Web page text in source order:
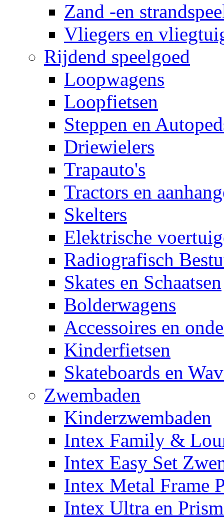
Zand -en
Vliegers en
Rijdend speelgoed
Loopwagens
Loopfietsen
Steppen en
Driewielers
Trapauto's
Tractors en
Skelters
Elektrische
Radiografisch
Skates en Schaatsen
Bolderwagens
Accessoires en
Kinderfietsen
Skateboards en
Zwembaden
Kinderzwembaden
Intex Family &
Intex Easy Set
Intex Metal Frame
Intex Ultra en